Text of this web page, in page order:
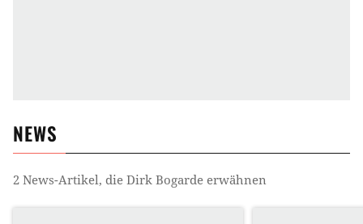
NEWS
2 News-Artikel, die Dirk Bogarde erwähnen